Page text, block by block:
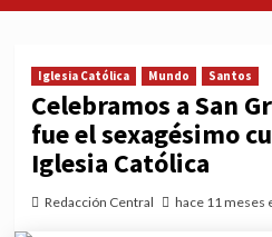
Iglesia Católica Mundo Santos
Celebramos a San
fue el sexagésimo
Iglesia Católica
Redacción Central hace 11 meses